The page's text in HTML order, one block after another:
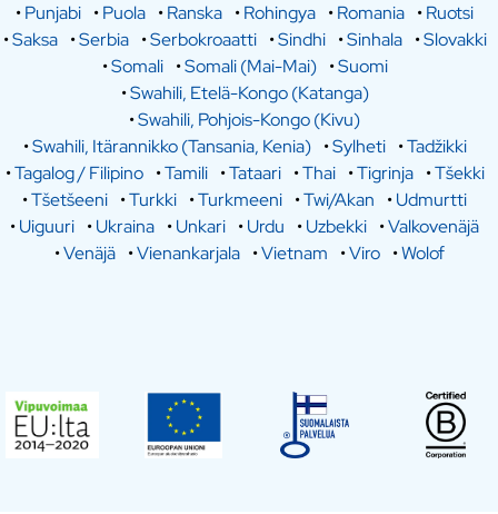
•Punjabi •Puola •Ranska •Rohingya •Romania •Ruotsi
•Saksa •Serbia •Serbokroaatti •Sindhi •Sinhala •Slovakki
•Somali •Somali (Mai-Mai) •Suomi
•Swahili, Etelä-Kongo (Katanga)
•Swahili, Pohjois-Kongo (Kivu)
•Swahili, Itärannikko (Tansania, Kenia) •Sylheti •Tadžikki
•Tagalog / Filipino •Tamili •Tataari •Thai •Tigrinja •Tšekki
•Tšetšeeni •Turkki •Turkmeeni •Twi/Akan •Udmurtti
•Uiguuri •Ukraina •Unkari •Urdu •Uzbekki •Valkovenäjä
•Venäjä •Vienankarjala •Vietnam •Viro •Wolof